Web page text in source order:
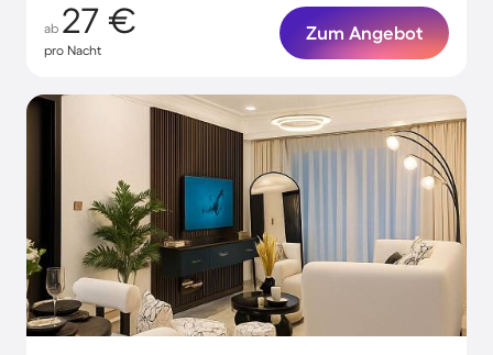
ab 27 €
pro Nacht
Zum Angebot